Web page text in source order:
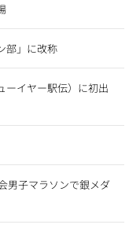
部」に改称
ーイヤー駅伝）に初出
男子マラソンで銀メダ